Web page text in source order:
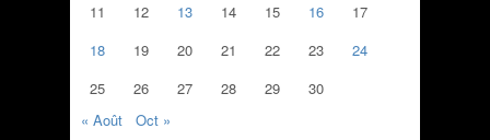
11
12 13 14 15 16
17
18
19 20 21 22 23
24
25
26 27 28 29
30
« Août
Oct »